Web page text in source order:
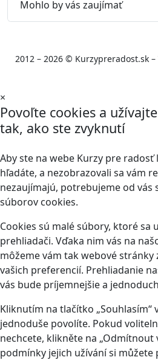
Mohlo by vás zaujímať
2012 – 2026 © Kurzypreradost.sk
×
Povoľte cookies a
tak, ako ste zvyknutí
Aby ste na webe Kurzy pre radosť
hľadáte, a nezobrazovali sa vám
nezaujímajú, potrebujeme od vás
súborov cookies.
Cookies sú malé súbory, ktoré sa
prehliadači. Vďaka nim vás na
môžeme vám tak webové
vašich preferencií. Prehliadanie
vás bude príjemnejšie a
Kliknutím na tlačítko „Souhlasím“
jednoduše povolíte. Pokud
nechcete, klikněte na „Odmítnout
podmínky jejich užívání si můžete